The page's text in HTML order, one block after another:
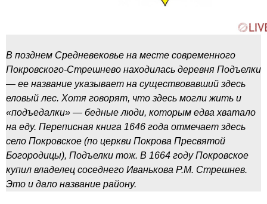
В позднем Средневековье на месте современного
Покровского-Стрешнево находилась деревня Подъелки
— ее название указывает на существовавший здесь
еловый лес. Хотя говорят, что здесь могли жить и
«подъедалки» — бедные люди, которым едва хватало
на еду. Переписная книга 1646 года отмечает здесь
село Покровское (по церкви Покрова Пресвятой
Богородицы), Подъелки тож. В 1664 году Покровское
купил владелец соседнего Иванькова Р.М. Стрешнев.
Это и дало название району.